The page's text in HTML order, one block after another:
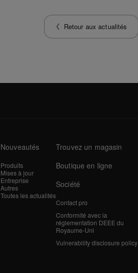
Retour aux actualités
Nouveautés
Produits
Mises à jour
Entreprise
Autres
Toutes les actualités
Trouvez un magasin
Boutique en ligne
Société
Contact pro
Conformité avec la
réglementation DEEE du
Royaume-Uni
Vulnerability disclosure policy